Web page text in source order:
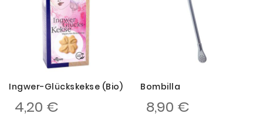
Ingwer-Glückskekse (Bio)
4,20 €
Bombilla
8,90 €